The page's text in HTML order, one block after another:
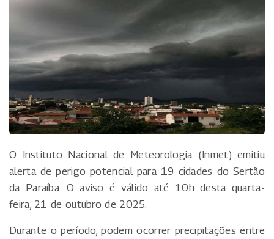
O Instituto Nacional de Meteorologia (Inmet) emitiu
alerta de perigo potencial para 19 cidades do Sertão
da Paraíba. O aviso é válido até 10h desta quarta-
feira, 21 de outubro de 2025.
Durante o período, podem ocorrer precipitações entre